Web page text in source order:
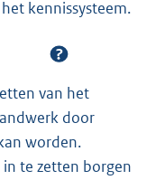
kennissysteem.
van het
door
worden.
te zetten borgen